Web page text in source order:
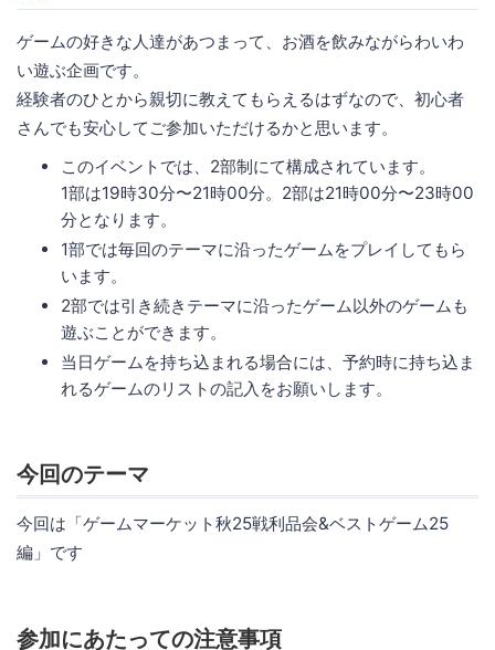
ゲームの好きな人達があつまって、お酒を飲みながらわいわ
い遊ぶ企画です。
経験者のひとから親切に教えてもらえるはずなので、初心者
さんでも安心してご参加いただけるかと思います。
このイベントでは、2部制にて構成されています。
1部は19時30分〜21時00分。2部は21時00分〜23時00
分となります。
1部では毎回のテーマに沿ったゲームをプレイしてもら
います。
2部では引き続きテーマに沿ったゲーム以外のゲームも
遊ぶことができます。
当日ゲームを持ち込まれる場合には、予約時に持ち込ま
れるゲームのリストの記入をお願いします。
今回のテーマ
今回は「ゲームマーケット秋25戦利品会&ベストゲーム25
編」です
参加にあたっての注意事項